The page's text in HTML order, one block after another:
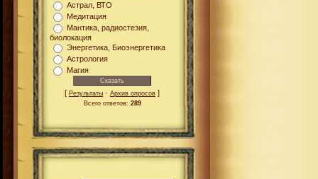
Астрал, ВТО
Медитация
Мантика, радиостезия,
биолокация
Энергетика, Биоэнергетика
Астрология
Магия
[ Результаты · Архив опросов ]
Всего ответов: 289